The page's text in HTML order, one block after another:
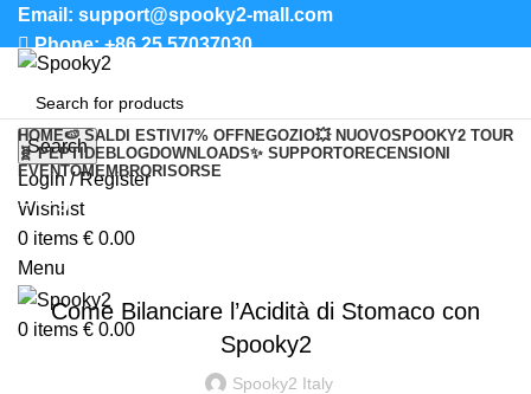
Email: support@spooky2-mall.com
Phone: +86 25 57037030
Search
Login / Register
Wishlist
0 items € 0.00
Menu
0 items € 0.00
HOME🍉 SALDI ESTIVI 7% OFFNEGOZIO💥 NUOVOSPOOKY2 TOUR
🧬 PEPTIDEBLOGDOWNLOADS✨ SUPPORTORECENSIONI
EVENTOMEMBRORISORSE
Blog
Come Bilanciare l’Acidità di Stomaco con
Spooky2
Spooky2 Italy